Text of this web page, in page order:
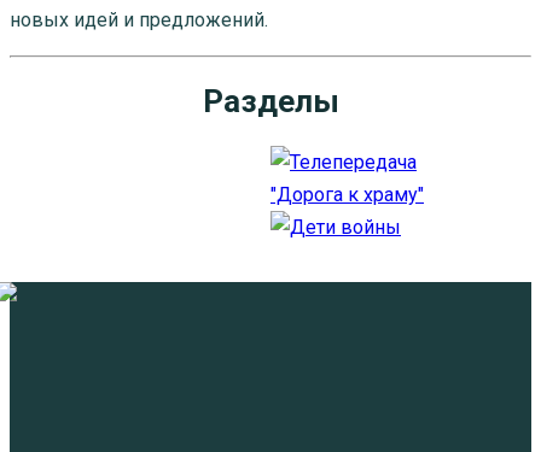
новых идей и предложений.
Разделы